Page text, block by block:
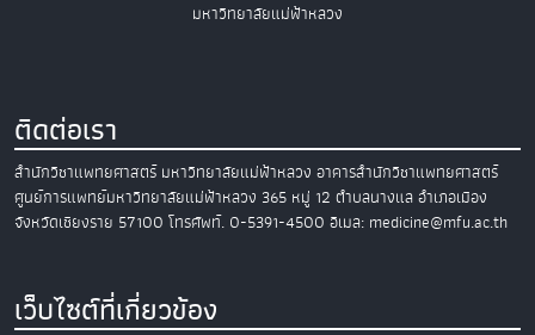
มหาวิทยาลัยแม่ฟ้าหลวง
ติดต่อเรา
สำนักวิชาแพทยศาสตร์ มหาวิทยาลัยแม่ฟ้าหลวง อาคารสำนักวิชาแพทยศาสตร์
ศูนย์การแพทย์มหาวิทยาลัยแม่ฟ้าหลวง 365 หมู่ 12 ตำบลนางแล อำเภอเมือง
จังหวัดเชียงราย 57100 โทรศัพท์. 0-5391-4500 อีเมล: medicine@mfu.ac.th
เว็บไซต์ที่เกี่ยวข้อง